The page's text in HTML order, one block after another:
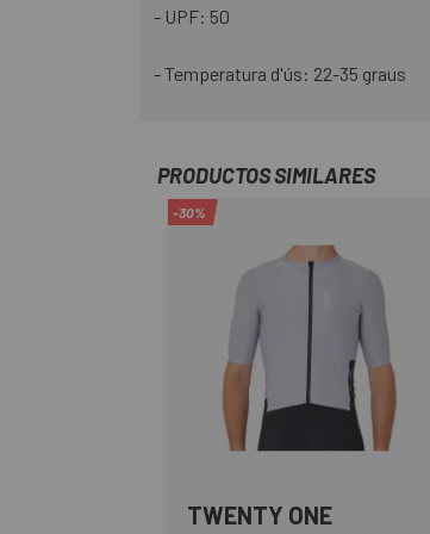
- UPF: 50
- Temperatura d'ús: 22-35 graus
PRODUCTOS SIMILARES
Gris
-30%
TWENTY ONE